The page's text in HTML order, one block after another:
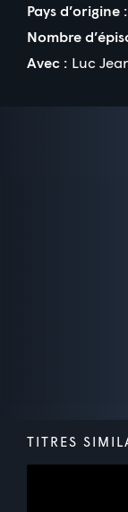
Pays d’origine :
Nombre
Avec : Luc
TITRES